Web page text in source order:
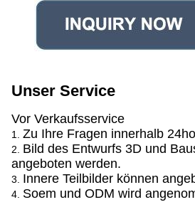
Unser Service
Vor Verkaufsservice
1. Zu Ihre Fragen innerhalb
2. Bild des Entwurfs 3D und
angeboten werden.
3. Innere Teilbilder können
4. Soem und ODM wird